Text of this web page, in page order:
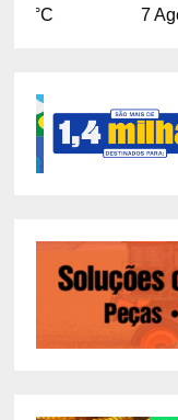
7 Ago 29°C